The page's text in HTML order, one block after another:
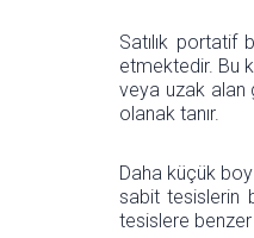
Satılık
etmektedir. Bu
veya uzak alan
olanak tanır.
Daha küçük
sabit tesislerin
tesislere benzer